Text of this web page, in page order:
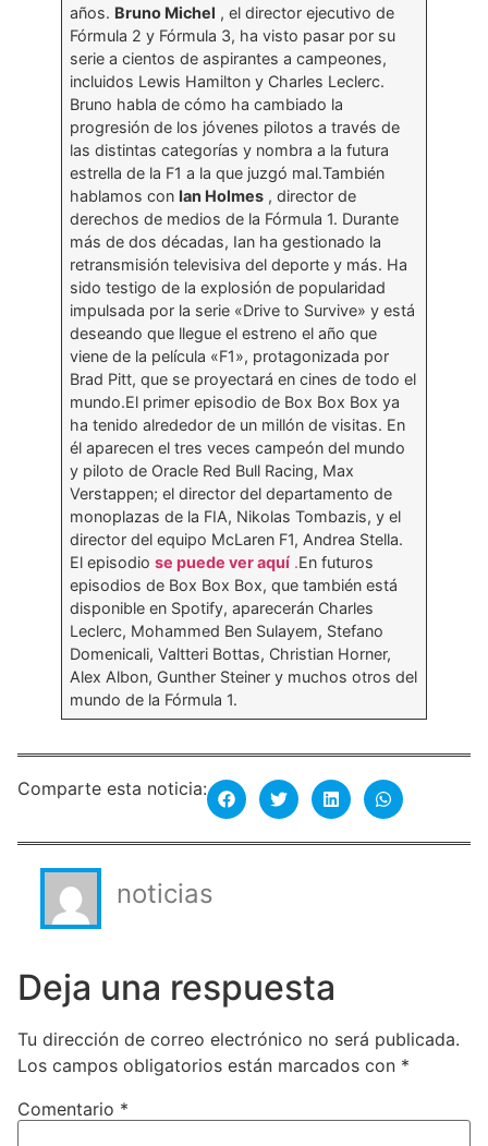
años. Bruno Michel , el director ejecutivo de
Fórmula 2 y Fórmula 3, ha visto pasar por su
serie a cientos de aspirantes a campeones,
incluidos Lewis Hamilton y Charles Leclerc.
Bruno habla de cómo ha cambiado la
progresión de los jóvenes pilotos a través de
las distintas categorías y nombra a la futura
estrella de la F1 a la que juzgó mal.También
hablamos con Ian Holmes , director de
derechos de medios de la Fórmula 1. Durante
más de dos décadas, Ian ha gestionado la
retransmisión televisiva del deporte y más. Ha
sido testigo de la explosión de popularidad
impulsada por la serie «Drive to Survive» y está
deseando que llegue el estreno el año que
viene de la película «F1», protagonizada por
Brad Pitt, que se proyectará en cines de todo el
mundo.El primer episodio de Box Box Box ya
ha tenido alrededor de un millón de visitas. En
él aparecen el tres veces campeón del mundo
y piloto de Oracle Red Bull Racing, Max
Verstappen; el director del departamento de
monoplazas de la FIA, Nikolas Tombazis, y el
director del equipo McLaren F1, Andrea Stella.
El episodiose puede ver aquí .En futuros
episodios de Box Box Box, que también está
disponible en Spotify, aparecerán Charles
Leclerc, Mohammed Ben Sulayem, Stefano
Domenicali, Valtteri Bottas, Christian Horner,
Alex Albon, Gunther Steiner y muchos otros del
mundo de la Fórmula 1.
Comparte esta noticia:
noticias
Deja una respuesta
Tu dirección de correo electrónico no será publicada.
Los campos obligatorios están marcados con *
Comentario *